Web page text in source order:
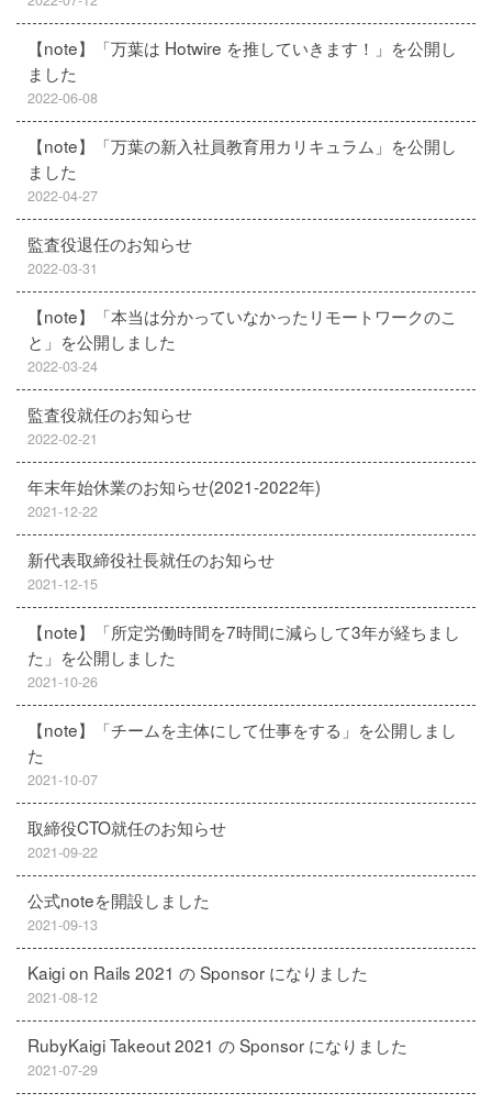
【note】「万葉は Hotwire を推していきます！」を公開し
ました
2022-06-08
【note】「万葉の新入社員教育用カリキュラム」を公開し
ました
2022-04-27
監査役退任のお知らせ
2022-03-31
【note】「本当は分かっていなかったリモートワークのこ
と」を公開しました
2022-03-24
監査役就任のお知らせ
2022-02-21
年末年始休業のお知らせ(2021-2022年)
2021-12-22
新代表取締役社長就任のお知らせ
2021-12-15
【note】「所定労働時間を7時間に減らして3年が経ちまし
た」を公開しました
2021-10-26
【note】「チームを主体にして仕事をする」を公開しまし
た
2021-10-07
取締役CTO就任のお知らせ
2021-09-22
公式noteを開設しました
2021-09-13
Kaigi on Rails 2021 の Sponsor になりました
2021-08-12
RubyKaigi Takeout 2021 の Sponsor になりました
2021-07-29